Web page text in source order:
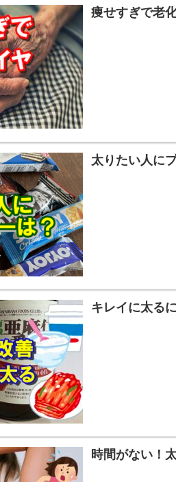
痩せすぎで老
太りたい人に
キレイに太る
時間がない！